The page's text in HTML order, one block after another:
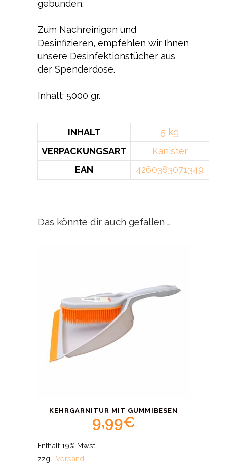
gebunden.
Zum Nachreinigen und
Desinfizieren, empfehlen wir Ihnen
unsere Desinfektionstücher aus
der Spenderdose.
Inhalt: 5000 gr.
INHALT
5 kg
VERPACKUNGSART
Kanister
EAN
4260383071349
Das könnte dir auch gefallen …
KEHRGARNITUR MIT GUMMIBESEN
9,99€
Enthält 19% Mwst.
zzgl. Versand